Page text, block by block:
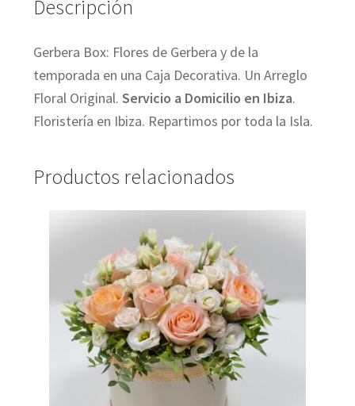
Descripción
Gerbera Box: Flores de Gerbera y de la
temporada en una Caja Decorativa. Un Arreglo
Floral Original. Servicio a Domicilio en Ibiza.
Floristería en Ibiza. Repartimos por toda la Isla.
Productos relacionados